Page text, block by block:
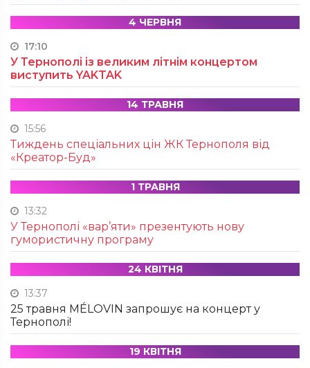
4 ЧЕРВНЯ
17:10
У Тернополі із великим літнім концертом
виступить YAKTAK
14 ТРАВНЯ
15:56
Тиждень спеціальних цін ЖК Тернополя від
«Креатор-Буд»
1 ТРАВНЯ
13:32
У Тернополі «вар’яти» презентують нову
гумористичну програму
24 КВІТНЯ
13:37
25 травня MÉLOVIN запрошує на концерт у
Тернополі!
19 КВІТНЯ